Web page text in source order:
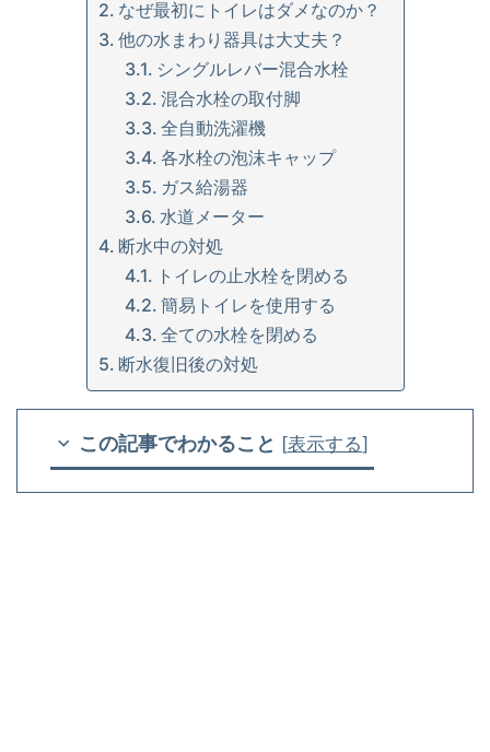
なぜ最初にトイレはダメなのか？
他の水まわり器具は大丈夫？
シングルレバー混合水栓
混合水栓の取付脚
全自動洗濯機
各水栓の泡沫キャップ
ガス給湯器
水道メーター
断水中の対処
トイレの止水栓を閉める
簡易トイレを使用する
全ての水栓を閉める
断水復旧後の対処
この記事でわかること [表示する]